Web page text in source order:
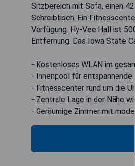
Sitzbereich mit Sofa, einen
Schreibtisch. Ein
Verfügung. Hy-Vee Hall ist
Entfernung. Das Iowa State
- Kostenloses WLAN im
- Innenpool für entspannende
- Fitnesscenter rund um die
- Zentrale Lage in der Nähe
- Geräumige Zimmer mit